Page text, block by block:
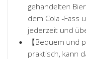
gehandelten
dem Cola -Fass
jederzeit und
【Bequem und
praktisch, kann